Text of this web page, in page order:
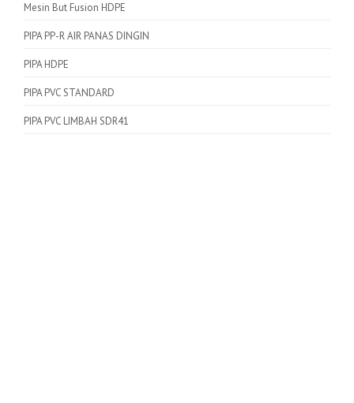
Mesin But Fusion HDPE
PIPA PP-R AIR PANAS DINGIN
PIPA HDPE
PIPA PVC STANDARD
PIPA PVC LIMBAH SDR41